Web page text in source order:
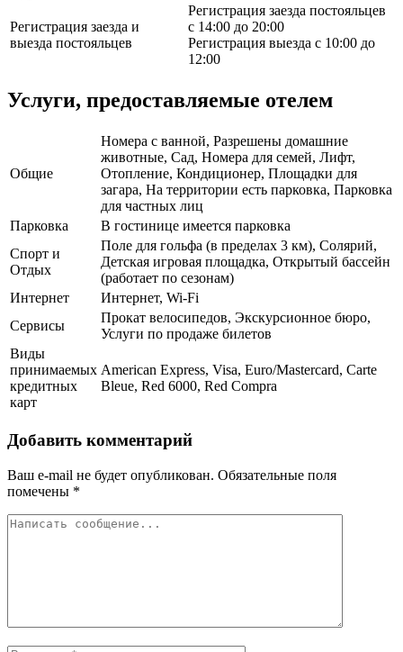
Регистрация заезда и
выезда постояльцев
Регистрация заезда постояльцев
с 14:00 до 20:00
Регистрация выезда с 10:00 до
12:00
Услуги, предоставляемые отелем
Общие
Номера с ванной, Разрешены домашние
животные, Сад, Номера для семей, Лифт,
Отопление, Кондиционер, Площадки для
загара, На территории есть парковка, Парковка
для частных лиц
Парковка
В гостинице имеется парковка
Спорт и
Отдых
Поле для гольфа (в пределах 3 км), Солярий,
Детская игровая площадка, Открытый бассейн
(работает по сезонам)
Интернет
Интернет, Wi-Fi
Сервисы
Прокат велосипедов, Экскурсионное бюро,
Услуги по продаже билетов
Виды
принимаемых
кредитных
карт
American Express, Visa, Euro/Mastercard, Carte
Bleue, Red 6000, Red Compra
Добавить комментарий
Ваш e-mail не будет опубликован. Обязательные поля
помечены *